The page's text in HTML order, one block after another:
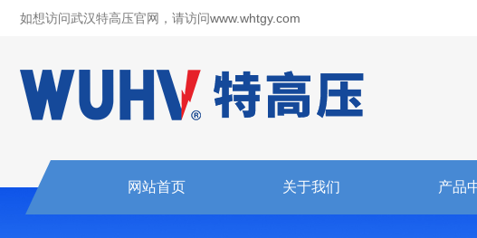
如想访问武汉特高压官网，请访问www.whtgy.com
网站首页 关于我们 产品